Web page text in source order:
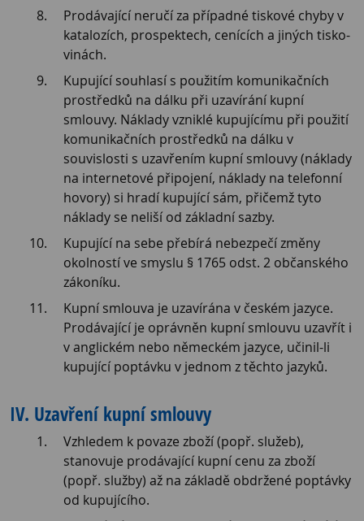
Prodávající neručí za případné tiskové chyby v
katalozích, prospektech, cenících a jiných tisko-
vinách.
Kupující souhlasí s použitím komunikačních
prostředků na dálku při uzavírání kupní
smlouvy. Náklady vzniklé kupujícímu při použití
komunikačních prostředků na dálku v
souvislosti s uzavřením kupní smlouvy (náklady
na internetové připojení, náklady na telefonní
hovory) si hradí kupující sám, přičemž tyto
náklady se neliší od základní sazby.
Kupující na sebe přebírá nebezpečí změny
okolností ve smyslu § 1765 odst. 2 občanského
zákoníku.
Kupní smlouva je uzavírána v českém jazyce.
Prodávající je oprávněn kupní smlouvu uzavřít i
v anglickém nebo německém jazyce, učinil-li
kupující poptávku v jednom z těchto jazyků.
IV. Uzavření kupní smlouvy
Vzhledem k povaze zboží (popř. služeb),
stanovuje prodávající kupní cenu za zboží
(popř. služby) až na základě obdržené poptávky
od kupujícího.